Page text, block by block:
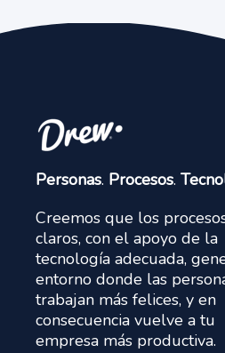
Personas. Procesos.
Creemos que los
claros, con el apoyo de la
tecnología adecuada,
entorno donde las
trabajan más felices, y en
consecuencia vuelve a tu
empresa más productiva.